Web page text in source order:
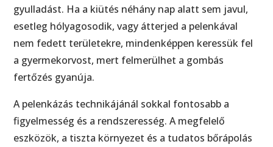
gyulladást. Ha a kiütés néhány nap alatt sem javul,
esetleg hólyagosodik, vagy átterjed a pelenkával
nem fedett területekre, mindenképpen keressük fel
a gyermekorvost, mert felmerülhet a gombás
fertőzés gyanúja.
A pelenkázás technikájánál sokkal fontosabb a
figyelmesség és a rendszeresség. A megfelelő
eszközök, a tiszta környezet és a tudatos bőrápolás